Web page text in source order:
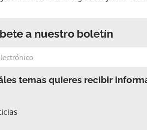
a nuestro boletín
temas quieres recibir